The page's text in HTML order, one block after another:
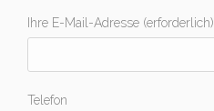
Ihre E-Mail-Adresse (erforderlich)
Telefon